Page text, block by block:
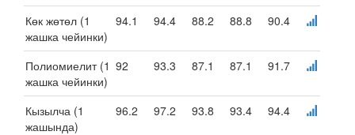
Көк жөтөл (1
жашка чейинки)
94.1 94.4 88.2 88.8 90.4
Полиомиелит (1
жашка чейинки)
92 93.3 87.1 87.1 91.7
Кызылча (1
жашында)
96.2 97.2 93.8 93.4 94.4